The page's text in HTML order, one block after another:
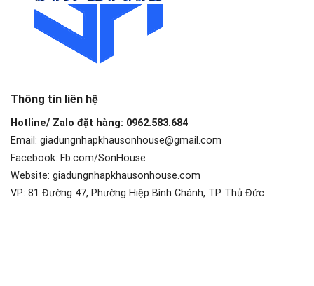
Thông tin liên hệ
Hotline/ Zalo đặt hàng: 0962.583.684
Email: giadungnhapkhausonhouse@gmail.com
Facebook: Fb.com/SonHouse
Website: giadungnhapkhausonhouse.com
VP: 81 Đường 47, Phường Hiệp Bình Chánh, TP Thủ Đức